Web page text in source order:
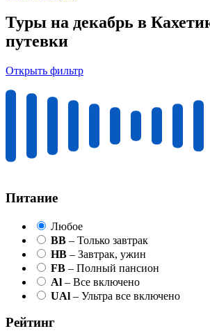
Туры на декабрь в
путевки
Открыть фильтр
Питание
Любое
BB – Только завтрак
HB – Завтрак, ужин
FB – Полный пансион
Al – Все включено
UAl – Ультра все включено
Рейтинг